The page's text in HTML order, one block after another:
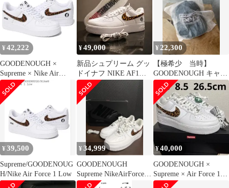
¥ 42,222
GOODENOUGH ×
Supreme × Nike Air
Force 1④
¥49,000
新品シュプリーム グッ
ドイナフ NIKE AF1
IM3483-100 28cm
¥ 22,300
【極希少 当時】
GOODENOUGH キャッ
プ 藤原ヒロシ クロム
ハーツ
¥ 39,500
Supreme/GOODENOUG
H/Nike Air Force 1 Low
¥34,999
GOODENOUGH
Supreme NikeAirForce1
最終値下げ
¥40,000
GOODENOUGH ×
Supreme × Air Force 1
Low